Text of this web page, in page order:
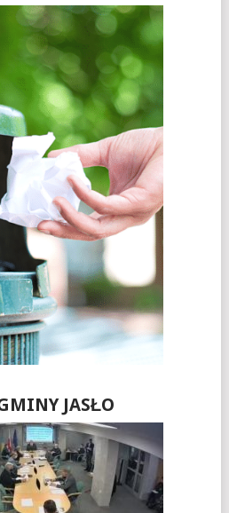
JASŁO